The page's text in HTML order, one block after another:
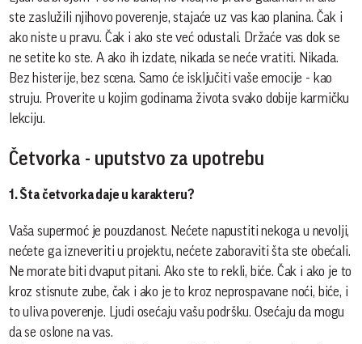
ste zaslužili njihovo poverenje, stajaće uz vas kao planina. Čak i
ako niste u pravu. Čak i ako ste već odustali. Držaće vas dok se
ne setite ko ste. A ako ih izdate, nikada se neće vratiti. Nikada.
Bez histerije, bez scena. Samo će isključiti vaše emocije - kao
struju. Proverite u kojim godinama života svako dobije karmičku
lekciju.
Četvorka - uputstvo za upotrebu
1. Šta četvorka daje u karakteru?
Vaša supermoć je pouzdanost. Nećete napustiti nekoga u nevolji,
nećete ga izneveriti u projektu, nećete zaboraviti šta ste obećali.
Ne morate biti dvaput pitani. Ako ste to rekli, biće. Čak i ako je to
kroz stisnute zube, čak i ako je to kroz neprospavane noći, biće, i
to uliva poverenje. Ljudi osećaju vašu podršku. Osećaju da mogu
da se oslone na vas.